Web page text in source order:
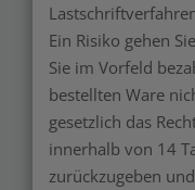
Ein Risiko gehen
Sie im Vorfeld
bestellten Ware
gesetzlich das
innerhalb von 14
zurückzugeben